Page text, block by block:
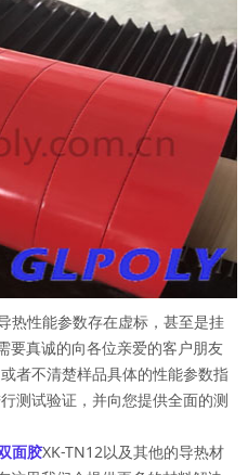
性能参数存在虚标，甚至是挂
要真诚的向各位亲爱的客户朋友
者不清楚样品具体的性能参数指
测试验证，并向您提供全面的测
面胶XK-TN12以及其他的导热材